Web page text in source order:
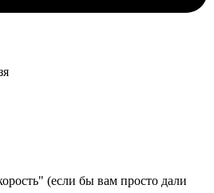
(если бы вам просто дали